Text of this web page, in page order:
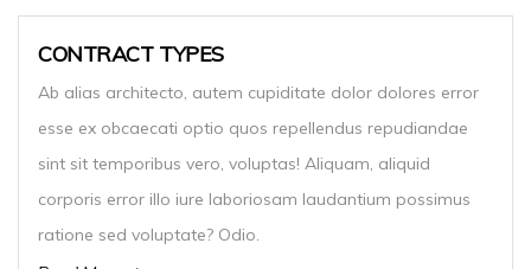
CONTRACT TYPES
Ab alias architecto, autem cupiditate dolor dolores error
esse ex obcaecati optio quos repellendus repudiandae
sint sit temporibus vero, voluptas! Aliquam, aliquid
corporis error illo iure laboriosam laudantium possimus
ratione sed voluptate? Odio.